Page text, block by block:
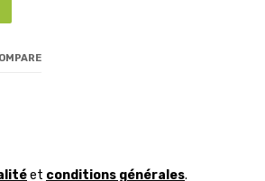
et conditions générales.